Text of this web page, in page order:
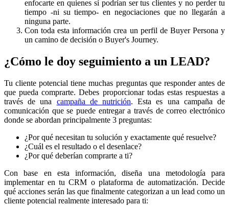
enfocarte en quienes sí podrían ser tus clientes y no perder tu
tiempo -ni su tiempo- en negociaciones que no llegarán a
ninguna parte.
Con toda esta información crea un perfil de Buyer Persona y
un camino de decisión o Buyer's Journey.
¿Cómo le doy seguimiento a un LEAD?
Tu cliente potencial tiene muchas preguntas que responder antes de
que pueda comprarte. Debes proporcionar todas estas respuestas a
través de una campaña de nutrición. Esta es una campaña de
comunicación que se puede entregar a través de correo electrónico
donde se abordan principalmente 3 preguntas:
¿Por qué necesitan tu solución y exactamente qué resuelve?
¿Cuál es el resultado o el desenlace?
¿Por qué deberían comprarte a ti?
Con base en esta información, diseña una metodología para
implementar en tu CRM o plataforma de automatización. Decide
qué acciones serán las que finalmente categorizan a un lead como un
cliente potencial realmente interesado para ti: